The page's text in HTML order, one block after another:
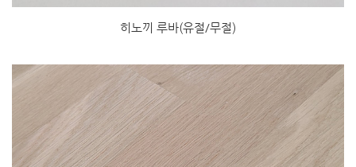
히노끼 루바(유절/무절)